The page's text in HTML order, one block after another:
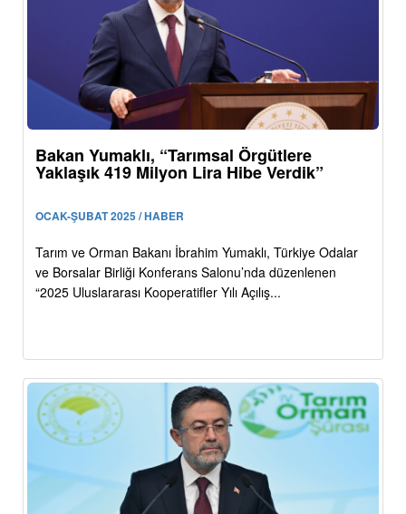
Bakan Yumaklı, “Tarımsal Örgütlere
Yaklaşık 419 Milyon Lira Hibe Verdik”
OCAK-ŞUBAT 2025 / HABER
Tarım ve Orman Bakanı İbrahim Yumaklı, Türkiye Odalar
ve Borsalar Birliği Konferans Salonu’nda düzenlenen
“2025 Uluslararası Kooperatifler Yılı Açılış...